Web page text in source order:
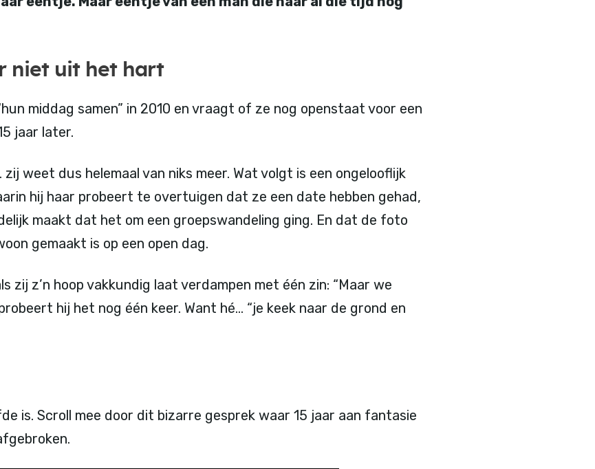
niet uit het hart
middag samen” in 2010 en vraagt of ze nog openstaat voor een
jaar later.
zij weet dus helemaal van niks meer. Wat volgt is een ongelooflijk
hij haar probeert te overtuigen dat ze een date hebben gehad,
maakt dat het om een groepswandeling ging. En dat de foto
gemaakt is op een open dag.
zij z’n hoop vakkundig laat verdampen met één zin: “Maar we
hij het nog één keer. Want hé… “je keek naar de grond en
is. Scroll mee door dit bizarre gesprek waar 15 jaar aan fantasie